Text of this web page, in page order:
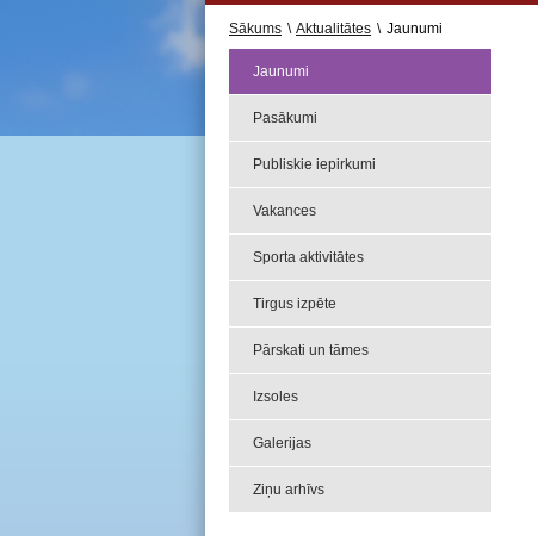
Sākums \ Aktualitātes \ Jaunumi
Jaunumi
Pasākumi
Publiskie iepirkumi
Vakances
Sporta aktivitātes
Tirgus izpēte
Pārskati un tāmes
Izsoles
Galerijas
Ziņu arhīvs